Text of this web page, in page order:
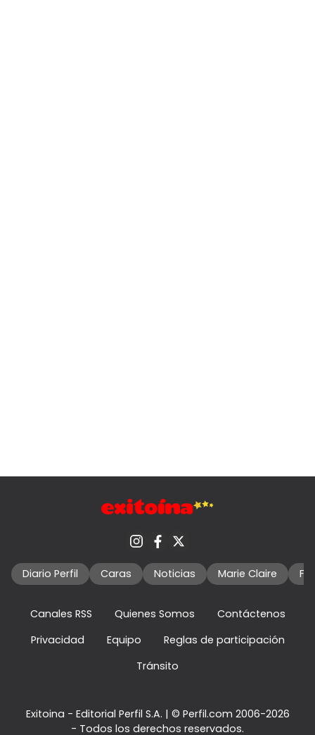
Diario Perfil Caras Noticias Marie Claire
Canales RSS Quienes Somos
Contáctenos
Privacidad
Equipo
Reglas de participación
Tránsito
Exitoina - Editorial Perfil S.A. | © Perfil.com 2006-2026
- Todos los derechos reservados.